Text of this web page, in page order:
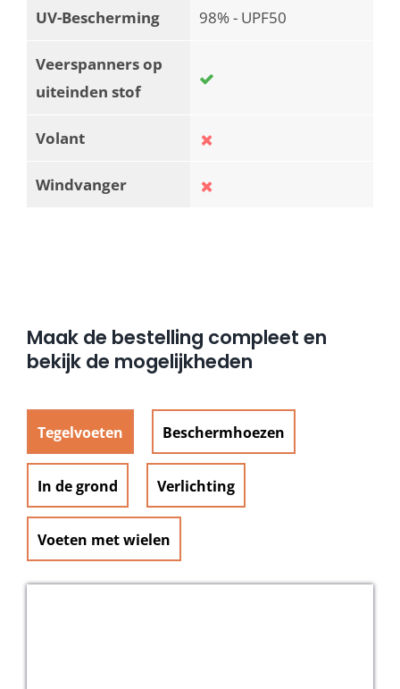
UV-Bescherming 98% - UPF50
Veerspanners op
uiteinden stof
Volant
Windvanger
Maak de bestelling compleet en
bekijk de mogelijkheden
Tegelvoeten Beschermhoezen
In de grond Verlichting
Voeten met wielen